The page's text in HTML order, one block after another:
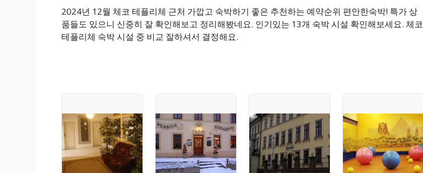
2024년 12월 체코 테플리체 근처 가깝고 숙박하기 좋은 추천하는 예약순위 편안한숙박! 특가 상
품들도 있으니 신중히 잘 확인해보고 정리해봤네요. 인기있는 13개 숙박 시설 확인해보세요. 체코
테플리체 숙박 시설 중 비교 잘하셔서 결정해요.